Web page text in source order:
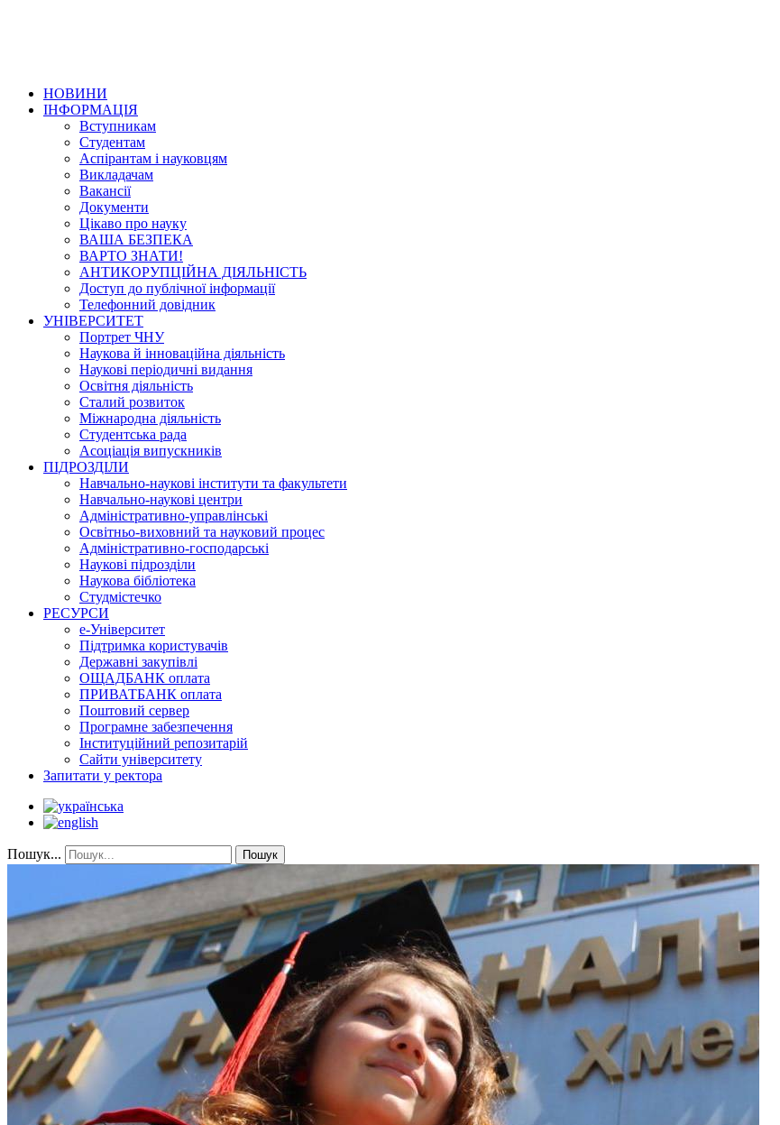
НОВИНИ
ІНФОРМАЦІЯ
Вступникам
Студентам
Аспірантам і науковцям
Викладачам
Вакансії
Документи
Цікаво про науку
ВАША БЕЗПЕКА
ВАРТО ЗНАТИ!
АНТИКОРУПЦІЙНА ДІЯЛЬНІСТЬ
Доступ до публічної інформації
Телефонний довідник
УНІВЕРСИТЕТ
Портрет ЧНУ
Наукова й інноваційна діяльність
Наукові періодичні видання
Освітня діяльність
Сталий розвиток
Міжнародна діяльність
Студентська рада
Асоціація випускників
ПІДРОЗДІЛИ
Навчально-наукові інститути та факультети
Навчально-наукові центри
Адміністративно-управлінські
Освітньо-виховний та науковий процес
Адміністративно-господарські
Наукові підрозділи
Наукова бібліотека
Студмістечко
РЕСУРСИ
е-Університет
Підтримка користувачів
Державні закупівлі
ОЩАДБАНК оплата
ПРИВАТБАНК оплата
Поштовий сервер
Програмне забезпечення
Інституційний репозитарій
Сайти університету
Запитати у ректора
Пошук... Пошук